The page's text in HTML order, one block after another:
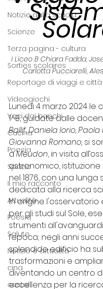
Notizie dalla scuola
Scienze
Terza pagina - cultura
Sorties scolaires
Reportage di viaggi e città
Videogiochi
Voci dai banchi
Cucina
Poesia
Spazio
Il mio racconto
Attualità
Poesia
Salute
Notizie e attualità
cina
castelli
I Liceo B Chiara Fadda,
Carlotta Pucciarelli,
Lunedì 4 marzo 2024 le
1^B, guidate dalle
Ballif, Daniela Iorio,
Giovanna Romano, si
a Meudon, in visita
astronomico,
nel 1876, con una lunga
dedicata alla ricerca
In origine l'osservatorio
per gli studi sul Sole,
strumenti
l’epoca; negli anni
splendido edificio ha
trasformazioni e
diventando un centro
eccellenza per la